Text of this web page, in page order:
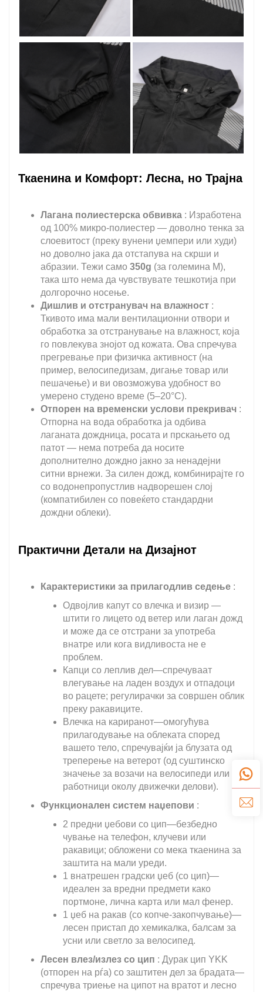
Ткаенина и Комфорт: Лесна, но Трајна
Лагана полиестерска обвивка : Изработена
од 100% микро-полиестер — доволно тенка за
слоевитост (преку вунени џемпери или худи)
но доволно јака да отстапува на скрши и
абразии. Тежи само 350g (за големина M),
така што нема да чувствувате тешкотија при
долгорочно носење.
Дишлив и отстранувач на влажност :
Ткивото има мали вентилационни отвори и
обработка за отстранување на влажност, која
го повлекува знојот од кожата. Ова спречува
прегревање при физичка активност (на
пример, велосипедизам, дигање товар или
пешачење) и ви овозможува удобност во
умерено студено време (5–20°C).
Отпорен на временски услови прекривач :
Отпорна на вода обработка ја одбива
лаганата дождница, росата и прскањето од
патот — нема потреба да носите
дополнително дождно јакно за ненадејни
ситни врнежи. За силен дожд, комбинирајте го
со водонепропустлив надворешен слој
(компатибилен со повеќето стандардни
дождни облеки).
Практични Детали на Дизајнот
Карактеристики за прилагодлив седење :
Одвојлив капут со влечка и визир —
штити го лицето од ветер или лаган дожд
и може да се отстрани за употреба
внатре или кога видливоста не е
проблем.
Капци со леплив дел—спречуваат
влегување на ладен воздух и отпадоци
во рацете; регулирачки за совршен облик
преку ракавиците.
Влечка на кариранот—омогућува
прилагодување на облеката според
вашето тело, спречувајќи ја блузата од
треперење на ветерот (од суштинско
значење за возачи на велосипеди или
работници околу движечки делови).
Функционален систем наџепови :
2 предни џебови со цип—безбедно
чување на телефон, клучеви или
ракавици; обложени со мека ткаенина за
заштита на мали уреди.
1 внатрешен градски џеб (со цип)—
идеален за вредни предмети како
портмоне, лична карта или мал фенер.
1 џеб на ракав (со копче-закопчување)—
лесен пристап до хемикалка, балсам за
усни или светло за велосипед.
Лесен влез/излез со цип : Дурак цип YKK
(отпорен на рѓа) со заштитен дел за брадата—
спречува триење на ципот на вратот и лесно